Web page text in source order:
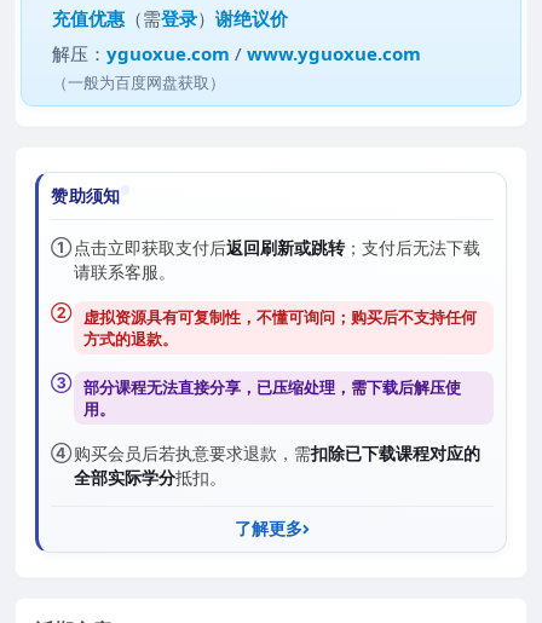
充值优惠 （需登录）谢绝议价
解压：yguoxue.com /www.yguoxue.com
（一般为百度网盘获取）
赞助须知
①点击立即获取支付后返回刷新或跳转；支付后无法下载
请联系客服。
② 虚拟资源具有可复制性，不懂可询问；购买后不支持任何
方式的退款。
③ 部分课程无法直接分享，已压缩处理，需下载后解压使
用。
④购买会员后若执意要求退款，需扣除已下载课程对应的
全部实际学分抵扣。
了解更多